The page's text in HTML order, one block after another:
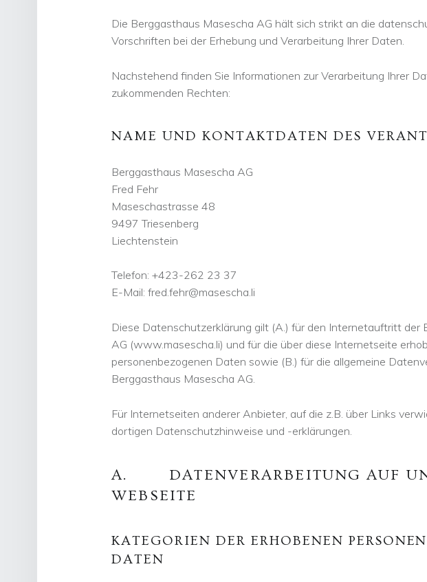
Die Berggasthaus Masescha AG hält sich strikt an die
Vorschriften bei der Erhebung und Verarbeitung Ihrer Daten.
Nachstehend finden Sie Informationen zur Verarbeitung Ihrer
zukommenden Rechten:
NAME UND KONTAKTDATEN DES
Berggasthaus Masescha AG
Fred Fehr
Maseschastrasse 48
9497 Triesenberg
Liechtenstein
Telefon: +423-262 23 37
E-Mail: fred.fehr@masescha.li
Diese Datenschutzerklärung gilt (A.) für den Internetauftritt der
AG (www.masescha.li) und für die über diese Internetseite
personenbezogenen Daten sowie (B.) für die allgemeine
Berggasthaus Masescha AG.
Für Internetseiten anderer Anbieter, auf die z.B. über Links
dortigen Datenschutzhinweise und -erklärungen.
A. DATENVERARBEITUNG AUF
WEBSEITE
KATEGORIEN DER ERHOBENEN
DATEN